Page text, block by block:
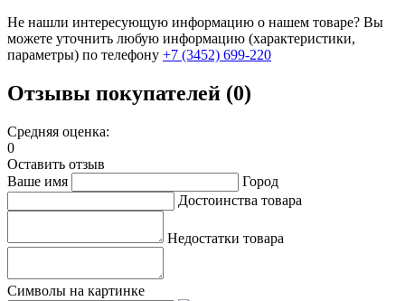
Не нашли интересующую информацию о нашем товаре? Вы
можете уточнить любую информацию (характеристики,
параметры) по телефону +7 (3452) 699-220
Отзывы покупателей (0)
Средняя оценка:
0
Оставить отзыв
Ваше имя
Город
Достоинства товара
Недостатки товара
Символы на картинке